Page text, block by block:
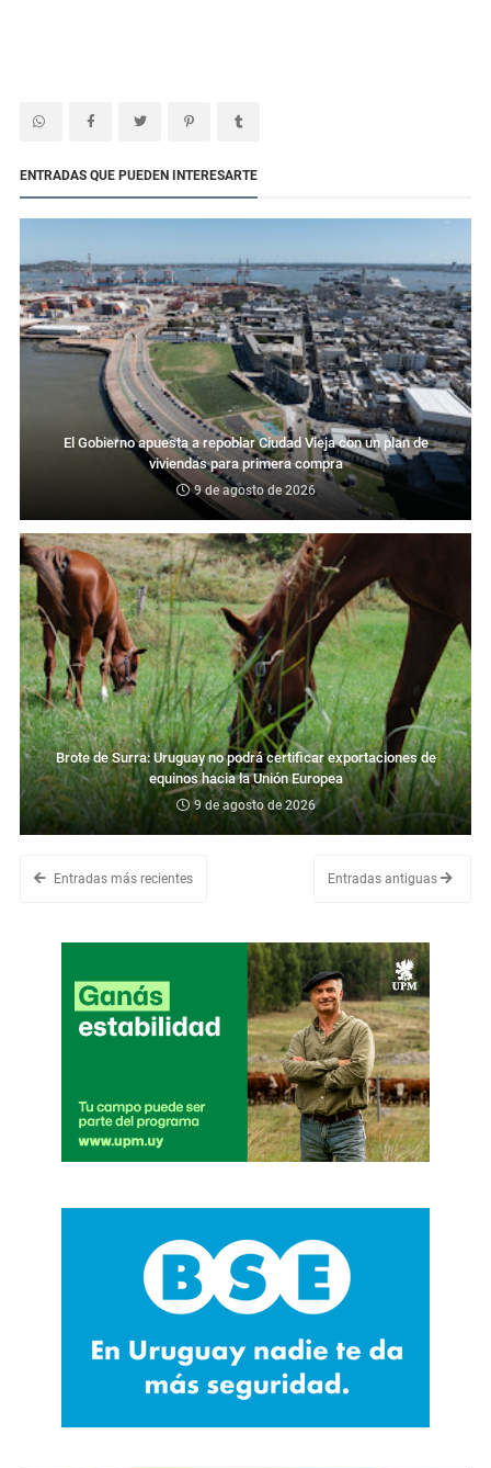
ENTRADAS QUE PUEDEN INTERESARTE
El Gobierno apuesta a repoblar Ciudad Vieja con un plan de
viviendas para primera compra
9 de agosto de 2026
Brote de Surra: Uruguay no podrá certificar exportaciones de
equinos hacia la Unión Europea
9 de agosto de 2026
Entradas más recientes Entradas antiguas